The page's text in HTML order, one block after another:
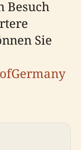
Besuch
Sie